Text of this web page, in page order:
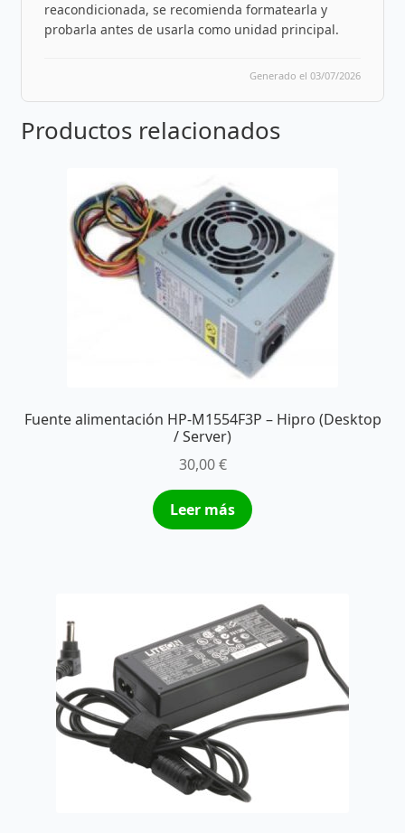
reacondicionada, se recomienda formatearla y
probarla antes de usarla como unidad principal.
Generado el 03/07/2026
Productos relacionados
Fuente alimentación HP-M1554F3P – Hipro (Desktop
/ Server)
30,00€
Leer más